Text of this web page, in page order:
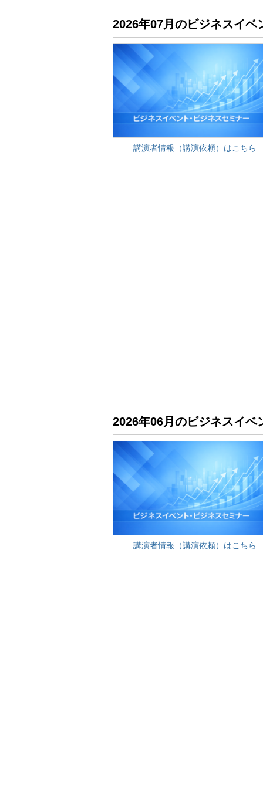
2026年07月のビジネスイベ
講演者情報（講演依頼）はこちら
2026年06月のビジネスイベ
講演者情報（講演依頼）はこちら